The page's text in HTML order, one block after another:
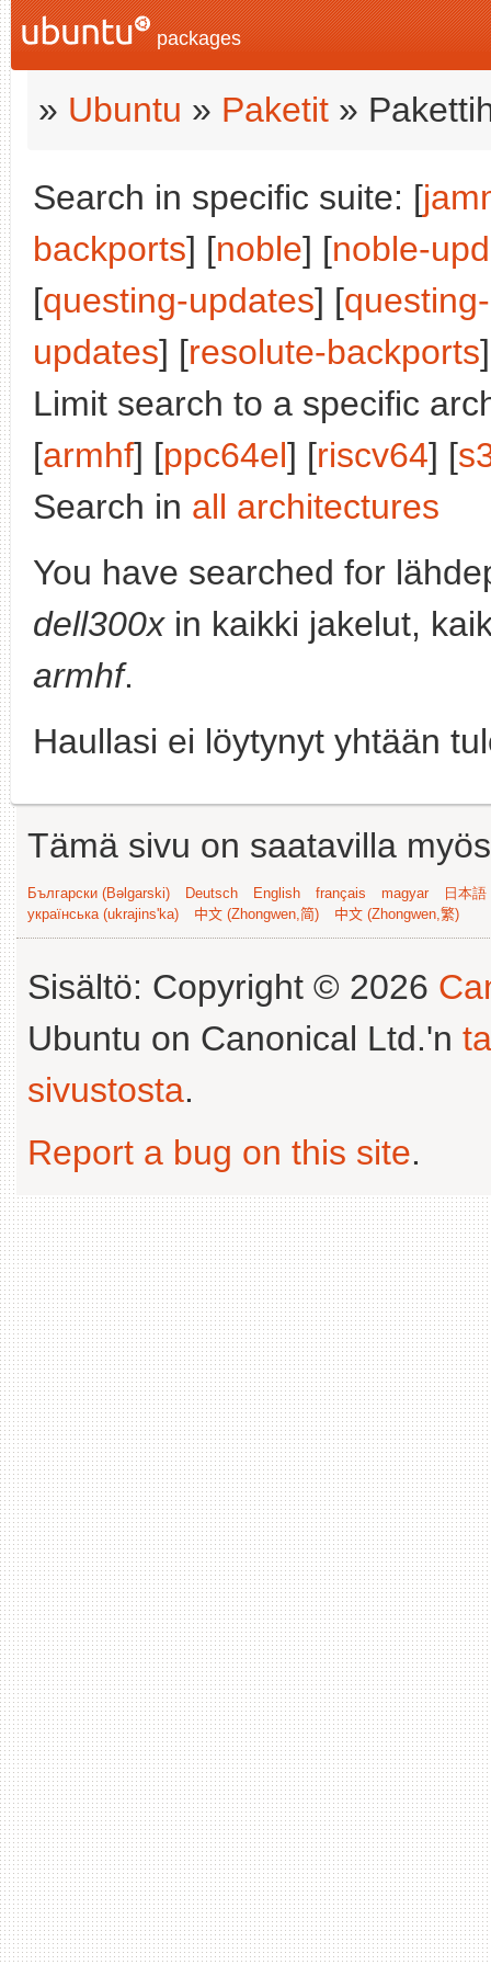
packages
» Ubuntu » Paketit »
Search in specific suite: [
backports] [noble] [noble-
[questing-updates] [
updates] [resolute-backports
Limit search to a specific
[armhf] [ppc64el] [riscv64] [
Search in all architectures
You have searched for
dell300xin kaikki jakelut,
armhf.
Haullasi ei löytynyt yhtään
Tämä sivu on saatavilla
Български (Bəlgarski) Deutsch English français magyar
日本
українська (ukrajins'ka)
中文 (Zhongwen,简) 中文 (Zhongwen,繁)
Sisältö: Copyright © 2026
Ubuntu on Canonical Ltd.'n
sivustosta.
Report a bug on this site.